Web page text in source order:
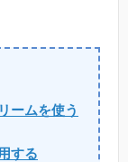
ームを使う
する